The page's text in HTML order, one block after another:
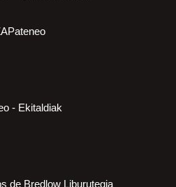
- Ekitaldiak
de Bredlow Liburutegia